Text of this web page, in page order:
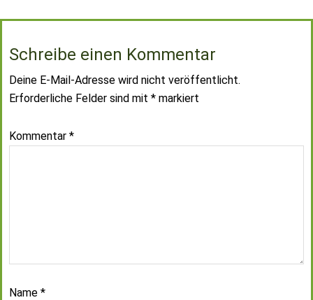
Schreibe einen Kommentar
Deine E-Mail-Adresse wird nicht veröffentlicht.
Erforderliche Felder sind mit * markiert
Kommentar *
Name *